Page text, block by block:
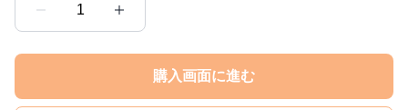
1
購入画面に進む